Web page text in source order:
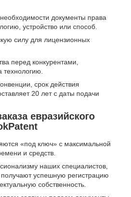
документы права
устройство или способ.
силу для лицензионных
перед конкурентами,
технологию.
срок действия
20 лет с даты подачи
евразийского
«под ключ» с максимальной
и средств.
наших специалистов,
успешную регистрацию
собственность.